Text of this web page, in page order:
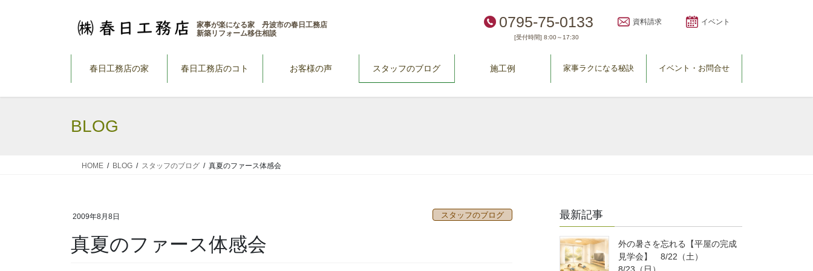
家事が楽になる家 丹波市の春日工務店
新築リフォーム移住相談
0795-75-0133
[受付時間] 8:00～17:30
資料請求 イベント
春日工務店の家 春日工務店のコト お客様の声 スタッフのブログ 施工例 家事ラクになる秘訣 イベント・お問合せ
BLOG
HOME BLOG スタッフのブログ 真夏のファース体感会
2009年8月8日 スタッフのブログ
真夏のファース体感会
最新記事
外の暑さを忘れる【平屋の完成
見学会】 8/22（土）